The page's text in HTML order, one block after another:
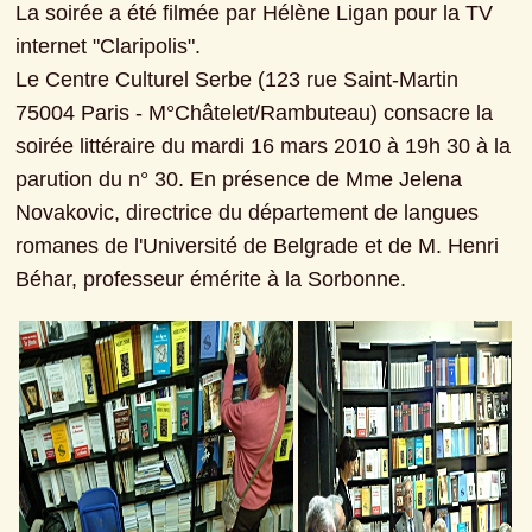
La soirée a été filmée par Hélène Ligan pour la TV
internet "Claripolis".
Le Centre Culturel Serbe (123 rue Saint-Martin
75004 Paris - M°Châtelet/Rambuteau) consacre la
soirée littéraire du mardi 16 mars 2010 à 19h 30 à la
parution du n° 30. En présence de Mme Jelena
Novakovic, directrice du département de langues
romanes de l'Université de Belgrade et de M. Henri
Béhar, professeur émérite à la Sorbonne.